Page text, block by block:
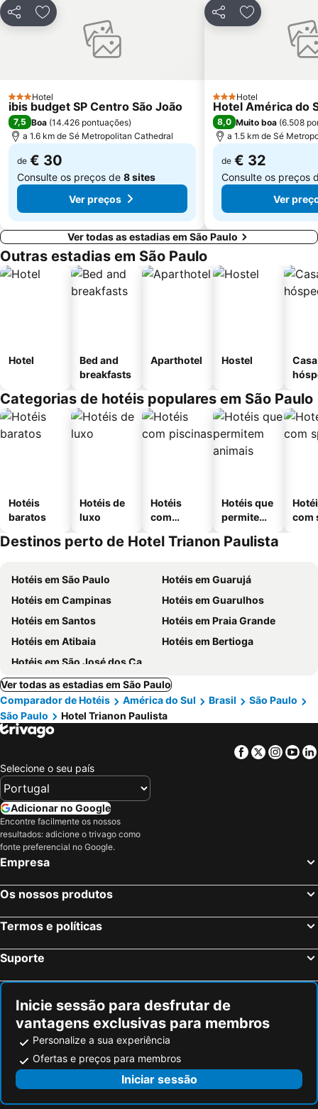
Formula 1 Brazilian Grand Prix
Sao Paulo Carnaval
Museu Paulista da USP
Museu do Futebol
Teatro Abril
Bosque Maia
Cubatão
Centro Cultural Banco do Brasil
PartilharAdicionar aos favoritos
3 Estrelas
Hotel
ibis budget SP Centro São João
7,5 Boa (14.426 pontuações)
a 1.6 km de Sé Metropolitan Cathedral
de € 30
Consulte os preços de 8 sites
Ver preços
PartilharAdicionar
3 Estrelas
Hotel
Hotel América do
8,0 Muito boa (6.508
a 1.5 km de Sé
de € 32
Consulte os preços
Ver
Ver todas as estadias em São Paulo
Outras estadias em São Paulo
Hotel
Bed and
breakfasts
Aparthotel Hostel
Categorias de hotéis populares em São Paulo
Hotéis
baratos
Hotéis de
luxo
Hotéis
com
Hotéis que
permitem
com
Destinos perto de Hotel Trianon Paulista
Hotéis em São Paulo
Hotéis em Guarujá
Hotéis em Campinas
Hotéis em Guarulhos
Hotéis em Santos
Hotéis em Praia Grande
Hotéis em Atibaia
Hotéis em Bertioga
Hotéis em São José dos Campos
Ver todas as estadias em São Paulo
Comparador de Hotéis
América do Sul Brasil
São Paulo
São Paulo
Hotel Trianon Paulista
Facebook
Twitter
Selecione o seu país
Adicionar no Google
Encontre facilmente os nossos
resultados: adicione o trivago como
fonte preferencial no Google.
Empresa
Os nossos produtos
Termos e políticas
Suporte
Inicie sessão para desfrutar de
vantagens exclusivas para membros
Personalize a sua experiência
Ofertas e preços para membros
Iniciar sessão